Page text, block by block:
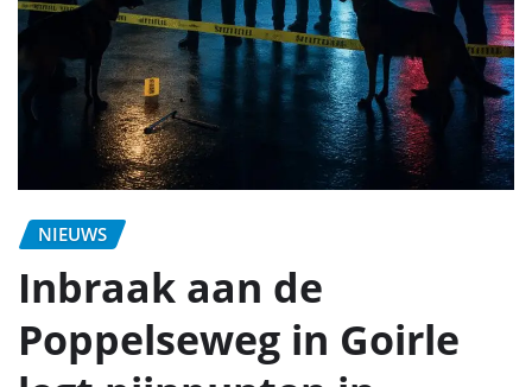
NIEUWS
Inbraak aan de
Poppelseweg in Goirle